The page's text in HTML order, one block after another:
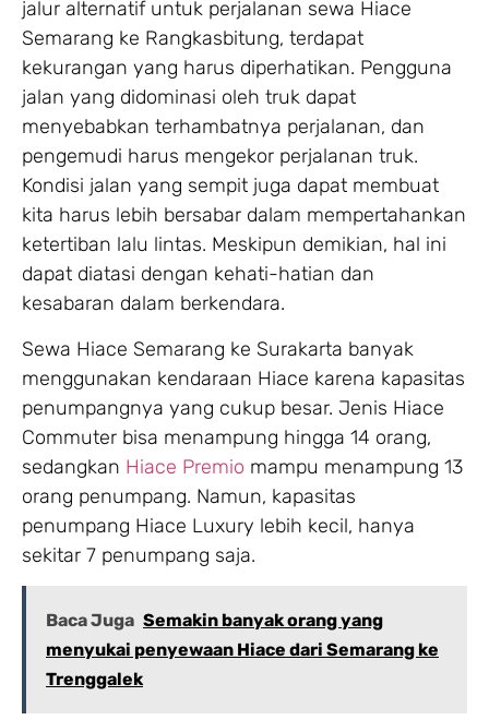
jalur alternatif untuk perjalanan sewa Hiace
Semarang ke Rangkasbitung, terdapat
kekurangan yang harus diperhatikan. Pengguna
jalan yang didominasi oleh truk dapat
menyebabkan terhambatnya perjalanan, dan
pengemudi harus mengekor perjalanan truk.
Kondisi jalan yang sempit juga dapat membuat
kita harus lebih bersabar dalam mempertahankan
ketertiban lalu lintas. Meskipun demikian, hal ini
dapat diatasi dengan kehati-hatian dan
kesabaran dalam berkendara.
Sewa Hiace Semarang ke Surakarta banyak
menggunakan kendaraan Hiace karena kapasitas
penumpangnya yang cukup besar. Jenis Hiace
Commuter bisa menampung hingga 14 orang,
sedangkan Hiace Premio mampu menampung 13
orang penumpang. Namun, kapasitas
penumpang Hiace Luxury lebih kecil, hanya
sekitar 7 penumpang saja.
Baca Juga Semakin banyak orang yang
menyukai penyewaan Hiace dari Semarang ke
Trenggalek